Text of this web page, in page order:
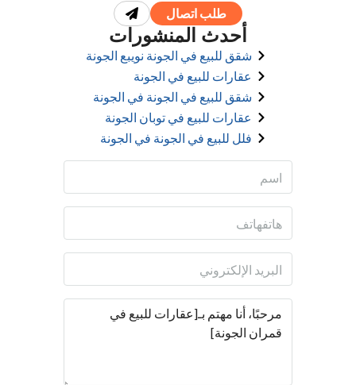
طلب اتصال
أحدث المنشورات
شقق للبيع في الجونة نويبع الجونة
عقارات للبيع في الجونة
شقق للبيع في الجونة في الجونة
عقارات للبيع في توبان الجونة
فلل للبيع في الجونة في الجونة